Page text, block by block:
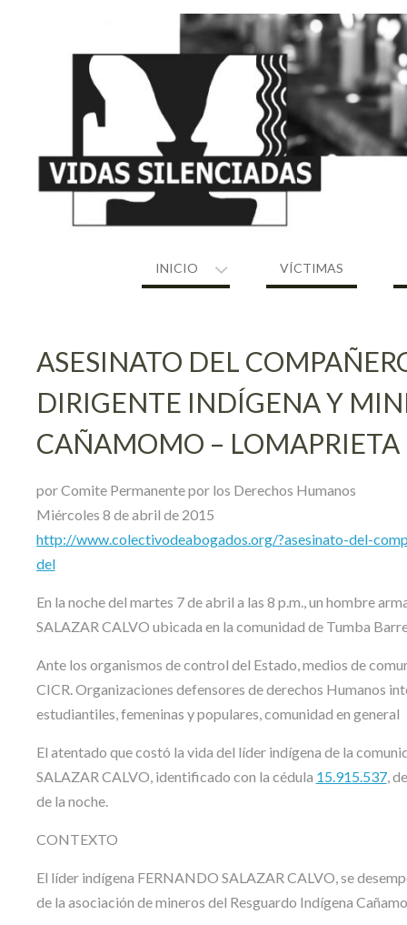
INICIO VÍCTIMAS
ASESINATO DEL
DIRIGENTE INDÍGENA Y
CAÑAMOMO – LOMAPRIETA
por Comite Permanente por los Derechos Humanos
Miércoles 8 de abril de 2015
http://www.colectivodeabogados.org/?asesinato-del-
del
En la noche del martes 7 de abril a las 8 p.m., un hombre
SALAZAR CALVO ubicada en la comunidad de Tumba
Ante los organismos de control del Estado, medios de
CICR. Organizaciones defensores de derechos Humanos
estudiantiles, femeninas y populares, comunidad en general
El atentado que costó la vida del líder indígena de la
SALAZAR CALVO, identificado con la cédula 15.915.537,
de la noche.
CONTEXTO
El líder indígena FERNANDO SALAZAR CALVO, se
de la asociación de mineros del Resguardo Indígena